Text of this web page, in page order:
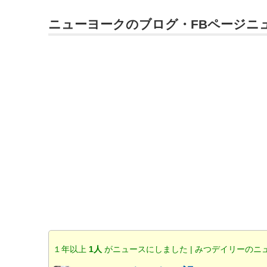
ニューヨークのブログ・FBページニ
１年以上 1人がニュースにしました | みつデイリーのニ